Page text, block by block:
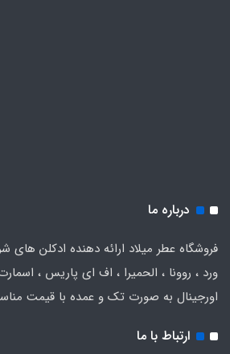
درباره ما
فروشگاه عطر میلاد ارائه دهنده ادکلن
ورد ، روونا ، الحمیرا ، اف ای پاریس ،
اورجینال به صورت تک و عمده با قیمت
ارتباط با ما